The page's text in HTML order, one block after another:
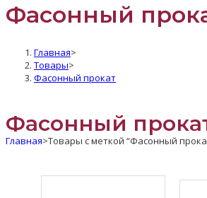
Фасонный
Главная>
Товары>
Фасонный прокат
Фасонный
Главная>Товары с меткой “Фасонный